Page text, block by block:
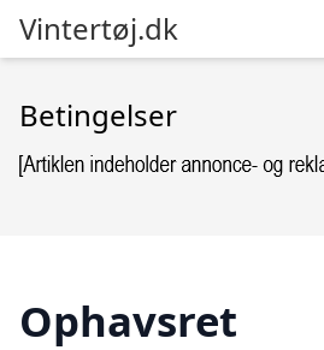
Vintertøj.dk
Betingelser
Ophavsret